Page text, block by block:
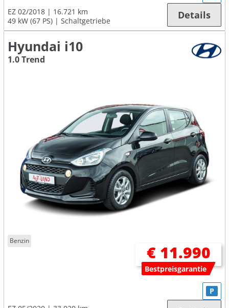
EZ 02/2018
16.721 km
49 kW (67 PS)
Schaltgetriebe Details
Hyundai i10
1.0 Trend
Benzin
€ 11.990
Bestpreisgarantie
P